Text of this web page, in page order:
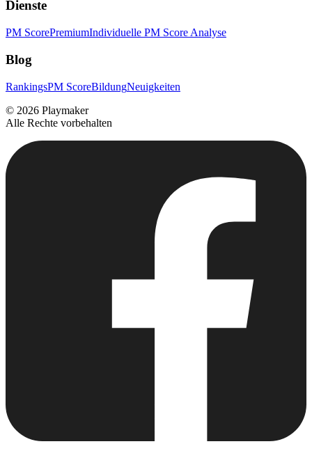
Dienste
PM ScorePremiumIndividuelle PM Score Analyse
Blog
RankingsPM ScoreBildungNeuigkeiten
© 2026 Playmaker
Alle Rechte vorbehalten